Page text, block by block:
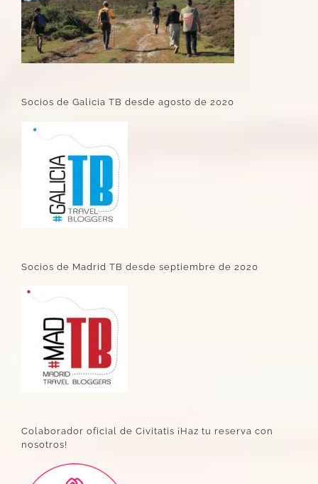
Socios de Galicia TB desde agosto de 2020
Socios de Madrid TB desde septiembre de 2020
Colaborador oficial de Civitatis ¡Haz tu reserva con
nosotros!